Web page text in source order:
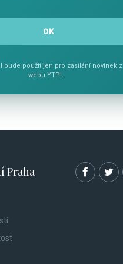
bude použit jen pro zasílání novinek z
webu YTPI.
Praha